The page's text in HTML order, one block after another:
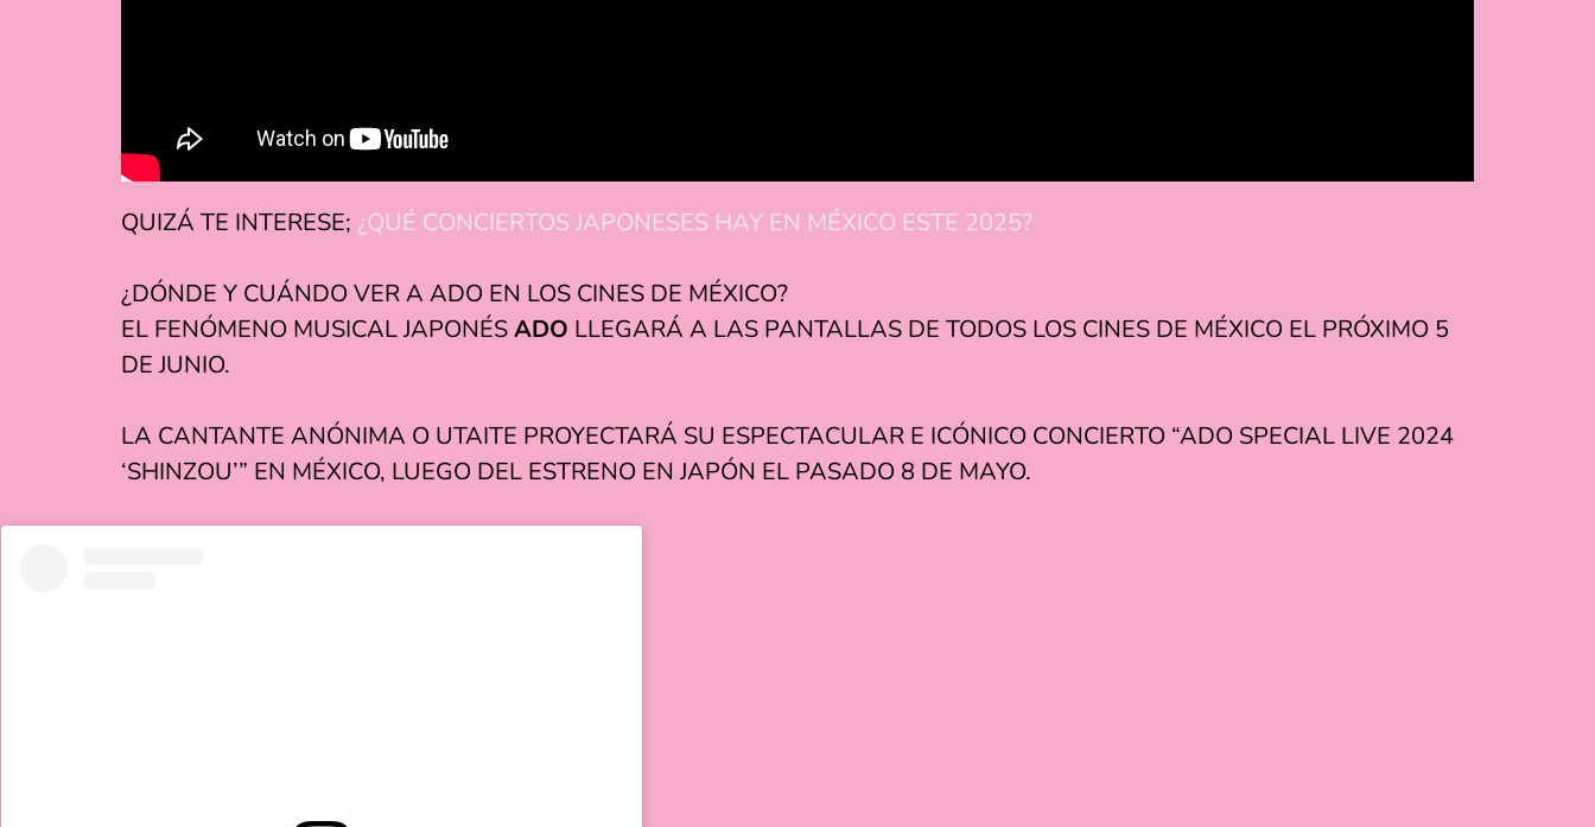
QUIZÁ TE INTERESE; ¿QUÉ CONCIERTOS JAPONESES HAY EN MÉXICO ESTE 2025?
¿DÓNDE Y CUÁNDO VER A ADO EN LOS CINES DE MÉXICO?
EL FENÓMENO MUSICAL JAPONÉSADO LLEGARÁ A LAS PANTALLAS DE TODOS LOS CINES DE MÉXICO EL PRÓXIMO 5
DE JUNIO.
LA CANTANTE ANÓNIMA O UTAITE PROYECTARÁ SU ESPECTACULAR E ICÓNICO CONCIERTO “ADO SPECIAL LIVE 2024
‘SHINZOU’” EN MÉXICO, LUEGO DEL ESTRENO EN JAPÓN EL PASADO 8 DE MAYO.